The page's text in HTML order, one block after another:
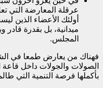
عرقلة المعارضة التي
أولئك الأعضاء الذين
ميدانية، بل بقدرة قادر
المجلس.
فهناك من يعارض طمعا في
الصولات والجولات داخل
بأكملها فرصة التنمية التي